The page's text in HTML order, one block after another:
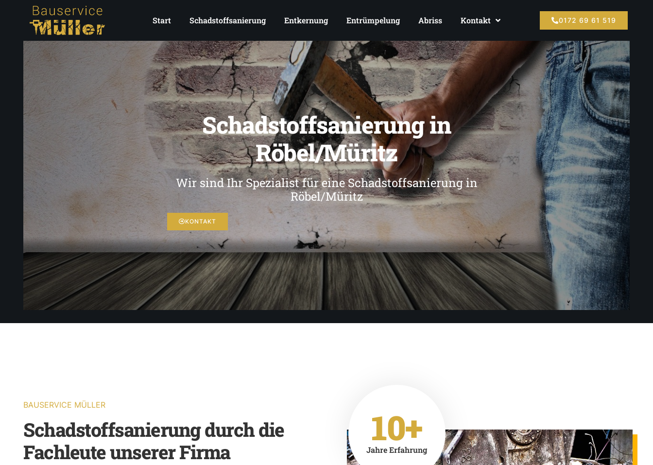
Start Schadstoffsanierung Entkernung Entrümpelung Abriss Kontakt 0172 69 61 519
Schadstoffsanierung in
Röbel/Müritz
Wir sind Ihr Spezialist für eine Schadstoffsanierung in
Röbel/Müritz
KONTAKT
BAUSERVICE MÜLLER
Schadstoffsanierung durch die
Fachleute unserer Firma
10+
Jahre Erfahrung